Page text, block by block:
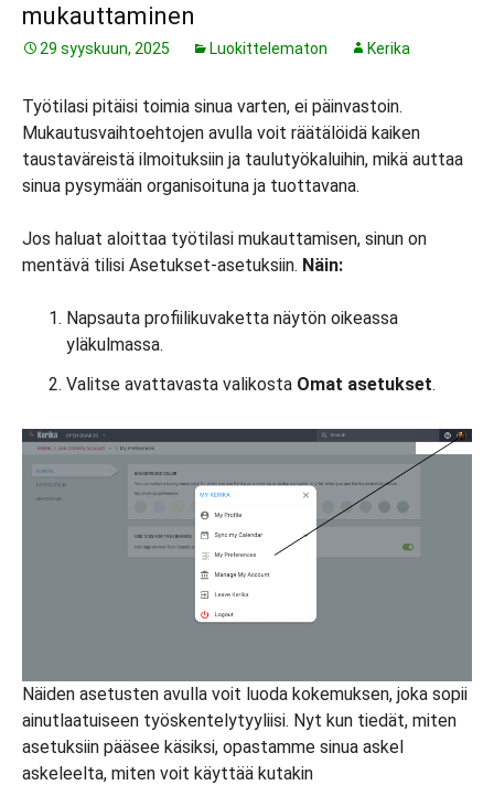
mukauttaminen
29 syyskuun, 2025 Luokittelematon Kerika
Työtilasi pitäisi toimia sinua varten, ei päinvastoin.
Mukautusvaihtoehtojen avulla voit räätälöidä kaiken
taustaväreistä ilmoituksiin ja taulutyökaluihin, mikä auttaa
sinua pysymään organisoituna ja tuottavana.
Jos haluat aloittaa työtilasi mukauttamisen, sinun on
mentävä tilisi Asetukset-asetuksiin. Näin:
Napsauta profiilikuvaketta näytön oikeassa
yläkulmassa.
Valitse avattavasta valikosta Omat asetukset.
Näiden asetusten avulla voit luoda kokemuksen, joka sopii
ainutlaatuiseen työskentelytyyliisi. Nyt kun tiedät, miten
asetuksiin pääsee käsiksi, opastamme sinua askel
askeleelta, miten voit käyttää kutakin